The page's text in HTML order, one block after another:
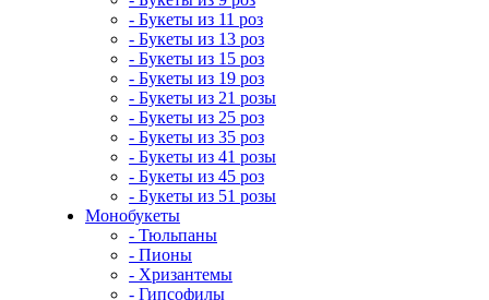
- Букеты из 11 роз
- Букеты из 13 роз
- Букеты из 15 роз
- Букеты из 19 роз
- Букеты из 21 розы
- Букеты из 25 роз
- Букеты из 35 роз
- Букеты из 41 розы
- Букеты из 45 роз
- Букеты из 51 розы
Монобукеты
- Тюльпаны
- Пионы
- Хризантемы
- Гипсофилы